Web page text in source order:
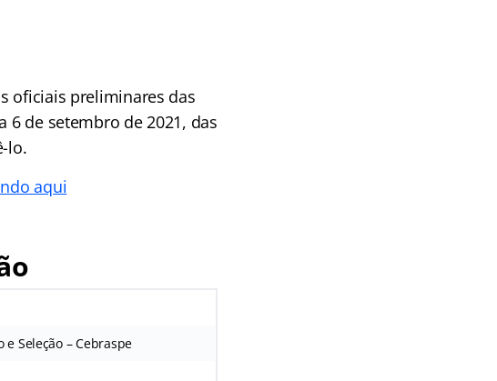
oficiais preliminares das
6 de setembro de 2021, das
lo.
aqui
Seleção – Cebraspe